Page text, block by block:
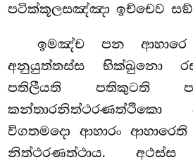
පටික්කූලසඤ්ඤා ඉච්චෙව
ඉමඤ්ච පන
අනුයුත්තස්ස භික්ඛුනො
පතිලීයති පතිකුටති
කන්තාරනිත්ථරණත්ථිකො
විගතමදො ආහාරං
නිත්ථරණත්ථාය. අථස්ස